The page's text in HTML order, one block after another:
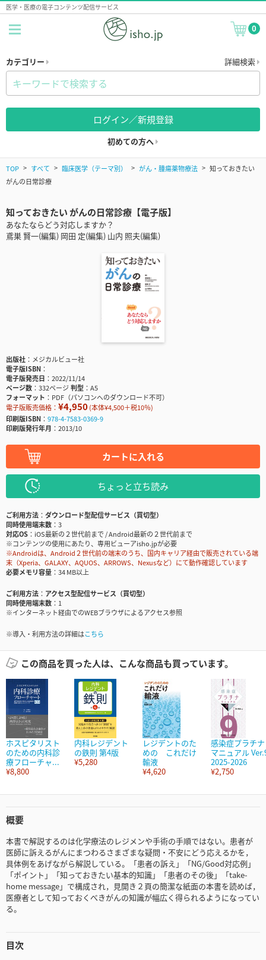
医学・医療の電子コンテンツ配信サービス
0
カテゴリー 詳細検索
ログイン／新規登録
初めての方へ
TOP すべて 臨床医学（テーマ別） がん・腫瘍薬物療法
知っておきたい
がんの日常診療
知っておきたい がんの日常診療【電子版】
あなたならどう対応しますか？
鳶巣 賢一(編集) 岡田 定(編集) 山内 照夫(編集)
出版社
メジカルビュー社
電子版ISBN
電子版発売日
2022/11/14
ページ数
332ページ判型
A5
フォーマット
PDF（パソコンへのダウンロード不可）
電子版販売価格： ¥4,950(本体¥4,500＋税10％)
印刷版ISBN
978-4-7583-0369-9
印刷版発行年月
2013/10
カートに入れる
ちょっと立ち読み
ご利用方法
ダウンロード型配信サービス（買切型）
同時使用端末数
3
対応OS
iOS最新の２世代前まで / Android最新の２世代前まで
※コンテンツの使用にあたり、専用ビューアisho.jpが必要
※Androidは、Android２世代前の端末のうち、国内キャリア経由で販売されている端
末（Xperia、GALAXY、AQUOS、ARROWS、Nexusなど）にて動作確認しています
必要メモリ容量
34 MB以上
ご利用方法
アクセス型配信サービス（買切型）
同時使用端末数
1
※インターネット経由でのWEBブラウザによるアクセス参照
※導入・利用方法の詳細はこちら
この商品を買った人は、こんな商品も買っています。
ホスピタリスト
のための内科診
療フローチャ...
¥8,800
内科レジデント
の鉄則 第4版
¥5,280
レジデントのた
めの これだけ
輸液
¥4,620
感染症プラチナ
マニュアル
2025-2026
¥2,750
概要
本書で解説するのは化学療法のレジメンや手術の手順ではない。患者が
医師に訴えるがんにまつわるさまざまな疑問・不安にどう応えるかを，
具体例をあげながら解説している。「患者の訴え」「NG/Good対応例」
「ポイント」「知っておきたい基本的知識」「患者のその後」「take-
home message」で構成され，見開き２頁の簡潔な紙面の本書を読めば，
医療者として知っておくべきがんの知識が幅広く得られるようになってい
る。
目次